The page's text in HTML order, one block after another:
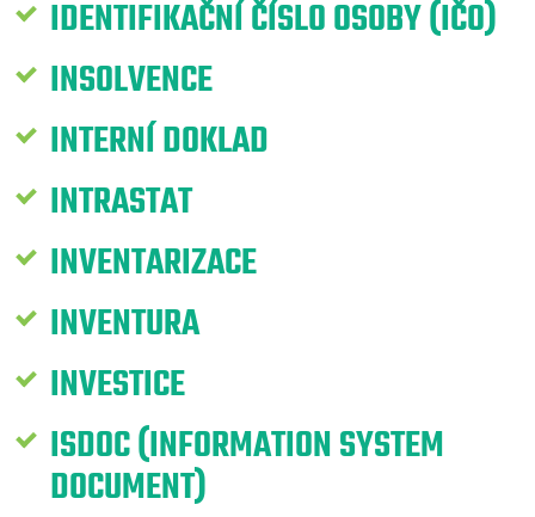
IDENTIFIKAČNÍ ČÍSLO OSOBY (IČO)
INSOLVENCE
INTERNÍ DOKLAD
INTRASTAT
INVENTARIZACE
INVENTURA
INVESTICE
ISDOC (INFORMATION SYSTEM
DOCUMENT)